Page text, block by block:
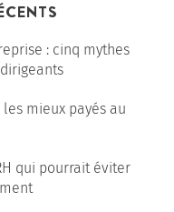
: cinq mythes
mieux payés au
qui pourrait éviter